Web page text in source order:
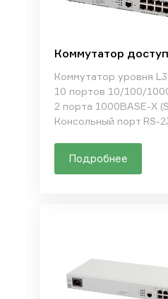
Коммутатор
Коммутатор уровня L3;
10 портов 10/100/
2 порта 1000BASE-X
Консольный порт RS-
Подробнее